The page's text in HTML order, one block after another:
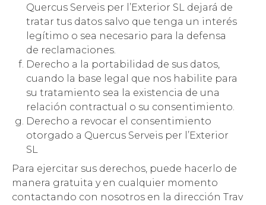
Quercus Serveis per l’Exterior SL dejará de
tratar tus datos salvo que tenga un interés
legítimo o sea necesario para la defensa
de reclamaciones.
Derecho a la portabilidad de sus datos,
cuando la base legal que nos habilite para
su tratamiento sea la existencia de una
relación contractual o su consentimiento.
Derecho a revocar el consentimiento
otorgado a Quercus Serveis per l’Exterior
SL
Para ejercitar sus derechos, puede hacerlo de
manera gratuita y en cualquier momento
contactando con nosotros en la dirección Trav